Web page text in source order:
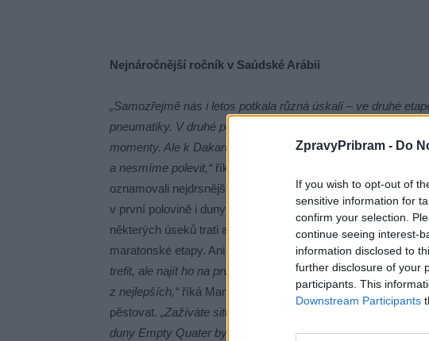
ZpravyPribram - Do
If you wish to opt-out of
sensitive information for
confirm your selection.
continue seeing interest-
information disclosed to
further disclosure of your
participants. This
Downstream Participants
Nejnáročnější ročník v Saúdské Arábii
„Samozřejmě nás i letos potkala různá úskalí – ve druhé
pneumatiky. V druhé polovině závodu nás zdržela řeka, když
momenty. Ale k Dakaru patří. A i díky předchozím
a nesmíme polevit,“ říká Macík a oceňuje, že pořadatelé
oznamovali nejdrsnější saudskoarabský ročník. K
v první polovině i duny Pusté končiny v druhé části. Roli
některých úseků trati a současně komplikovalo práci
maratonské etapy. Ani navigace nebyla snadná.„Je to stále
trefit, ale najít ho na první dobrou. A to František dokázal.
z nejlepších,“ říká Martin Macík a dodává, že posádce
pěstovat. „Zažíváte situace, které jste si nedovedli ani
duny Empty Quater bychom určitě neprojeli tak hladce,“říká